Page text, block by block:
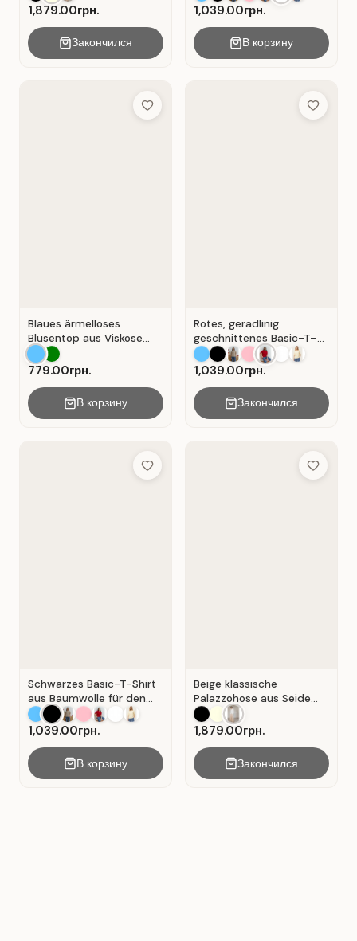
1,879.00грн.
Закончился
1,039.00грн.
В корзину
Add to Wish List
Blaues ärmelloses
Blusentop aus Viskose
mit V-Ausschnitt . Blau .
779.00грн.
В корзину
Add to
Rotes, geradlinig
geschnittenes Basic-T-
Shirt aus Baumwolle . Rot
.1,039.00грн.
Закончился
Add to Wish List
Schwarzes Basic-T-Shirt
aus Baumwolle für den
Alltag . Schwarz.
1,039.00грн.
В корзину
Add to
Beige klassische
Palazzohose aus Seide
mit Falten . Beige .
1,879.00грн.
Закончился